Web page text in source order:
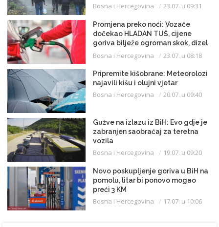
Bosna i Hercegovina 23.07. u 09:31
Promjena preko noći: Vozače
dočekao HLADAN TUŠ, cijene
goriva bilježe ogroman skok, dizel
uveliko prešao 3,20 KM
Bosna i Hercegovina 23.07. u 08:18
Pripremite kišobrane: Meteorolozi
najavili kišu i olujni vjetar
Bosna i Hercegovina 20.07. u 09:40
Gužve na izlazu iz BiH: Evo gdje je
zabranjen saobraćaj za teretna
vozila
Bosna i Hercegovina 19.07. u 09:20
Novo poskupljenje goriva u BiH na
pomolu, litar bi ponovo mogao
preći 3 KM
Bosna i Hercegovina 17.07. u 10:06